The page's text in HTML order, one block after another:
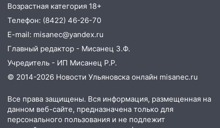
временно отключили холодную воду
10:14
В Ульяновске двоих участников
коррупционной схемы при ЦГКБ
отправили в колонию на 7 и 8 лет
09:52
Ночью беспилотники сбили над
соседними Татарстаном и Саратовской
09:41 Диана Шурыгина уверовала в
Бога в СИЗО
Возрастная категория 18+
Телефон: (8422) 46-26-70
E-mail: misanec@yandex.ru
Главный редактор - Мисанец З.Ф.
Учредитель - ИП Мисанец Р.Р.
© 2014-2026 Новости Ульяновска онлайн misanec.ru
Все права защищены. Вся информация, размещенная на
данном веб-сайте, предназначена только для
персонального пользования и не подлежит